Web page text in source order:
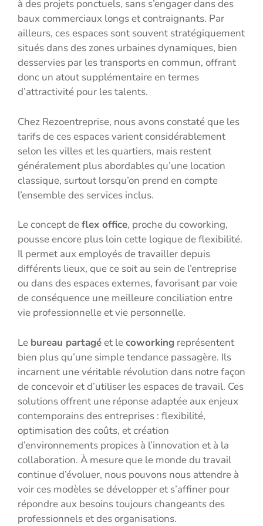
à des projets ponctuels, sans s’engager dans des
baux commerciaux longs et contraignants. Par
ailleurs, ces espaces sont souvent stratégiquement
situés dans des zones urbaines dynamiques, bien
desservies par les transports en commun, offrant
donc un atout supplémentaire en termes
d’attractivité pour les talents.
Chez Rezoentreprise, nous avons constaté que les
tarifs de ces espaces varient considérablement
selon les villes et les quartiers, mais restent
généralement plus abordables qu’une location
classique, surtout lorsqu’on prend en compte
l’ensemble des services inclus.
Le concept deflex office, proche du coworking,
pousse encore plus loin cette logique de flexibilité.
Il permet aux employés de travailler depuis
différents lieux, que ce soit au sein de l’entreprise
ou dans des espaces externes, favorisant par voie
de conséquence une meilleure conciliation entre
vie professionnelle et vie personnelle.
Le bureau partagéet lecoworking représentent
bien plus qu’une simple tendance passagère. Ils
incarnent une véritable révolution dans notre façon
de concevoir et d’utiliser les espaces de travail. Ces
solutions offrent une réponse adaptée aux enjeux
contemporains des entreprises : flexibilité,
optimisation des coûts, et création
d’environnements propices à l’innovation et à la
collaboration. À mesure que le monde du travail
continue d’évoluer, nous pouvons nous attendre à
voir ces modèles se développer et s’affiner pour
répondre aux besoins toujours changeants des
professionnels et des organisations.